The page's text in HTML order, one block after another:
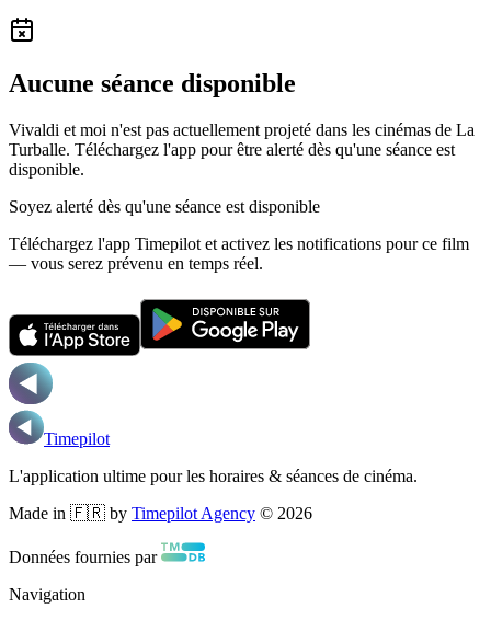
Aucune séance disponible
Vivaldi et moi n'est pas actuellement projeté dans les cinémas de La
Turballe. Téléchargez l'app pour être alerté dès qu'une séance est
disponible.
Soyez alerté dès qu'une séance est disponible
Téléchargez l'app Timepilot et activez les notifications pour ce film
— vous serez prévenu en temps réel.
Timepilot
L'application ultime pour les horaires & séances de cinéma.
Made in 🇫🇷 by Timepilot Agency © 2026
Données fournies par
Navigation